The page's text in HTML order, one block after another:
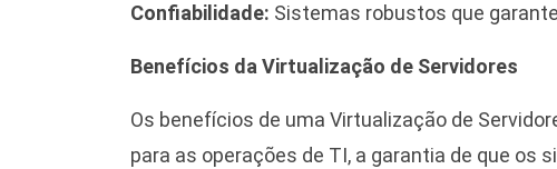
Confiabilidade: Sistemas robustos que
Benefícios da Virtualização de Servidores
Os benefícios de uma Virtualização de
para as operações de TI, a garantia de que os